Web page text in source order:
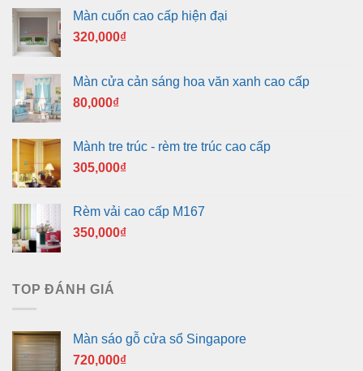
Màn cuốn cao cấp hiện đại
320,000₫
Màn cửa cản sáng hoa văn xanh cao cấp
80,000₫
Mành tre trúc - rèm tre trúc cao cấp
305,000₫
Rèm vải cao cấp M167
350,000₫
TOP ĐÁNH GIÁ
Màn sáo gỗ cửa sổ Singapore
720,000₫